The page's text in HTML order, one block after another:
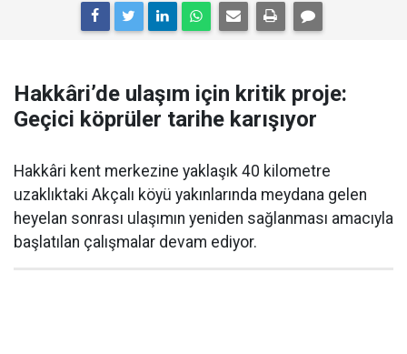
Hakkâri’de ulaşım için kritik proje:
Geçici köprüler tarihe karışıyor
Hakkâri kent merkezine yaklaşık 40 kilometre
uzaklıktaki Akçalı köyü yakınlarında meydana gelen
heyelan sonrası ulaşımın yeniden sağlanması amacıyla
başlatılan çalışmalar devam ediyor.